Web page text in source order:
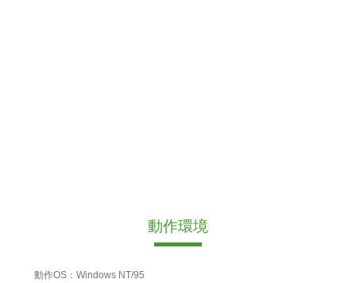
動作環境
動作OS：Windows NT/95